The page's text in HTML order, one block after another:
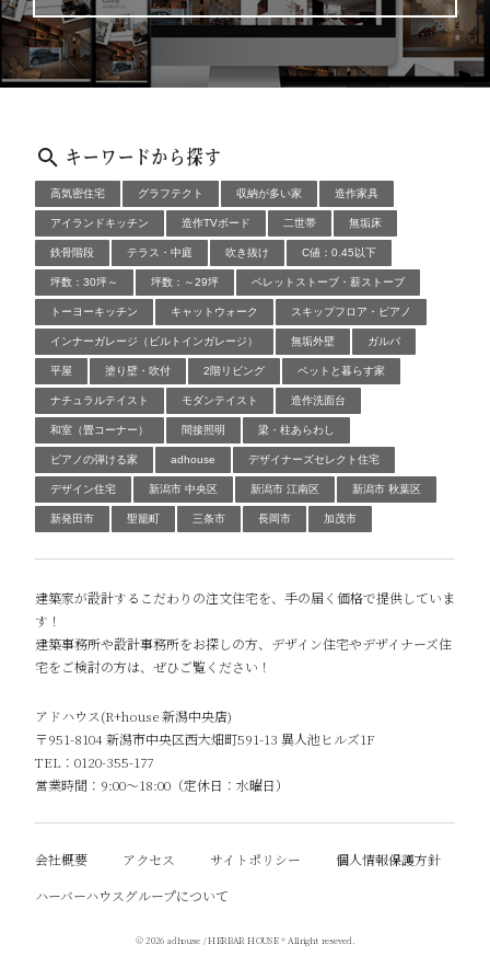
キーワードから探す
高気密住宅 グラフテクト 収納が多い家 造作家具
アイランドキッチン 造作TVボード 二世帯 無垢床
鉄骨階段 テラス・中庭 吹き抜け C値：0.45以下
坪数：30坪～ 坪数：～29坪 ペレットストーブ・薪ストーブ
トーヨーキッチン キャットウォーク スキップフロア・ピアノ
インナーガレージ（ビルトインガレージ） 無垢外壁 ガルバ
平屋 塗り壁・吹付 2階リビング ペットと暮らす家
ナチュラルテイスト モダンテイスト 造作洗面台
和室（畳コーナー） 間接照明 梁・柱あらわし
ピアノの弾ける家 adhouse デザイナーズセレクト住宅
デザイン住宅 新潟市 中央区 新潟市 江南区 新潟市 秋葉区
新発田市 聖籠町 三条市 長岡市 加茂市
建築家が設計するこだわりの注文住宅を、手の届く価格で提供していま
す！
建築事務所や設計事務所をお探しの方、デザイン住宅やデザイナーズ住
宅をご検討の方は、ぜひご覧ください！
アドハウス(R+house 新潟中央店)
〒951-8104 新潟市中央区西大畑町591-13 異人池ヒルズ1F
TEL：0120-355-177
営業時間：9:00～18:00（定休日：水曜日）
会社概要 アクセス サイトポリシー
個人情報保護方針
ハーバーハウスグループについて
© 2026 adhouse / HERBAR HOUSE ® Allright reseved.